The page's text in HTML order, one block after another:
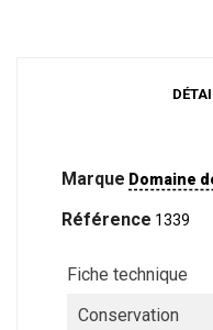
Marque Domaine
Référence 1339
Fiche technique
Conservation